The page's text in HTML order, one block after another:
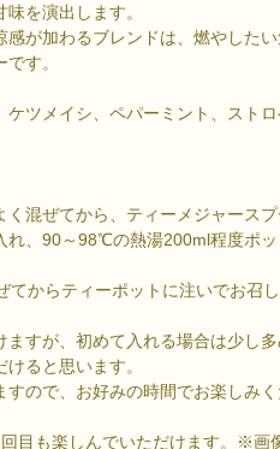
を演出します。
が加わるブレンドは、燃やした
す。
ツメイシ、ペパーミント、ストロ
混ぜてから、ティーメジャース
れ、90～98℃の熱湯200ml程度ポッ
てからティーポットに注いでお召
すが、初めて入れる場合は少し多
ると思います。
ので、お好みの時間でお楽しみく
目も楽しんでいただけます。※画